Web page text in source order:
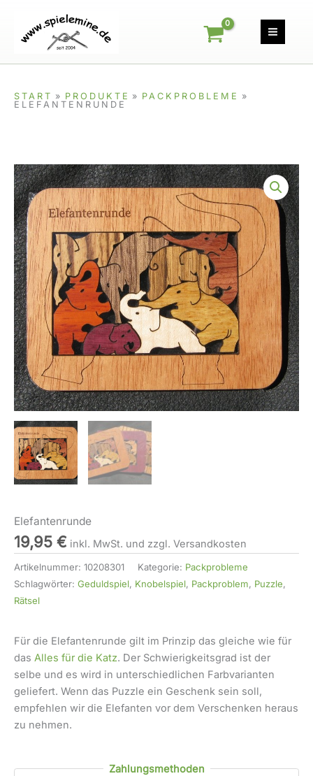
springen
START PRODUKTE
PACKPROBLEME
ELEFANTENRUNDE
Elefantenrunde
19,95 € inkl. MwSt. und zzgl. Versandkosten
Artikelnummer: 10208301 Kategorie: Packprobleme
Schlagwörter: Geduldspiel, Knobelspiel, Packproblem, Puzzle,
Rätsel
Für die Elefantenrunde gilt im Prinzip das gleiche wie für
das Alles für die Katz. Der Schwierigkeitsgrad ist der
selbe und es wird in unterschiedlichen Farbvarianten
geliefert. Wenn das Puzzle ein Geschenk sein soll,
empfehlen wir die Elefanten vor dem Verschenken heraus
zu nehmen.
Zahlungsmethoden
Elefantenrunde
Menge